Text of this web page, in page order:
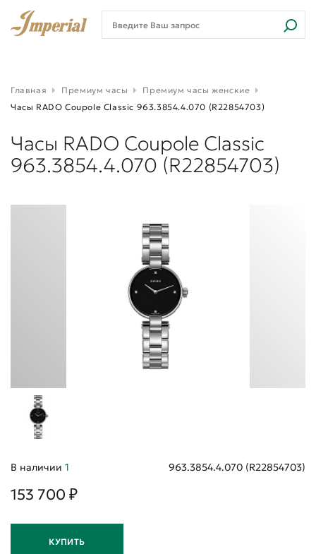
Главная Премиум часы
Премиум часы женские
Часы RADO Coupole Classic 963.3854.4.070 (R22854703)
Часы RADO Coupole Classic
963.3854.4.070 (R22854703)
В наличии 1 963.3854.4.070 (R22854703)
153 700 ₽
КУПИТЬ